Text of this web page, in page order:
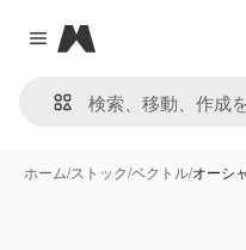
Close menu
Magnific
ホーム/ストック/ベクトル/オーシ